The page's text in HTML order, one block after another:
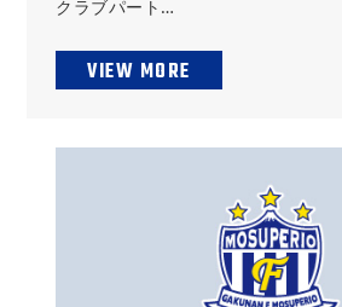
クラブパート…
VIEW MORE